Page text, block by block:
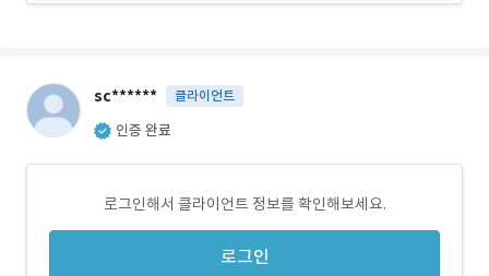
sc****** 클라이언트
인증 완료
로그인해서 클라이언트 정보를 확인해보세요.
로그인